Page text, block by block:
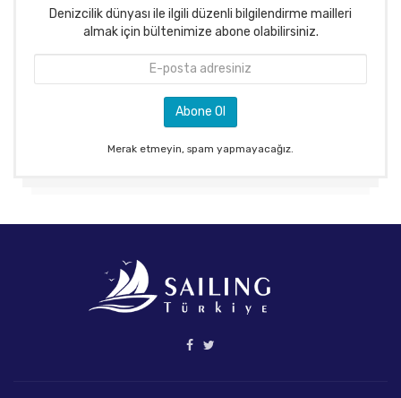
Denizcilik dünyası ile ilgili düzenli bilgilendirme mailleri
almak için bültenimize abone olabilirsiniz.
Merak etmeyin, spam yapmayacağız.